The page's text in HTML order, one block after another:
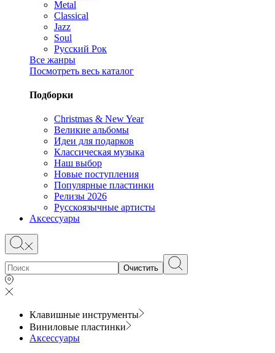
Metal
Classical
Jazz
Soul
Русский Рок
Все жанры
Посмотреть весь каталог
Подборки
Christmas & New Year
Великие альбомы
Идеи для подарков
Классическая музыка
Наш выбор
Новые поступления
Популярные пластинки
Релизы 2026
Русскоязычные артисты
Аксессуары
Очистить
Клавишные инструменты
Виниловые пластинки
Аксессуары